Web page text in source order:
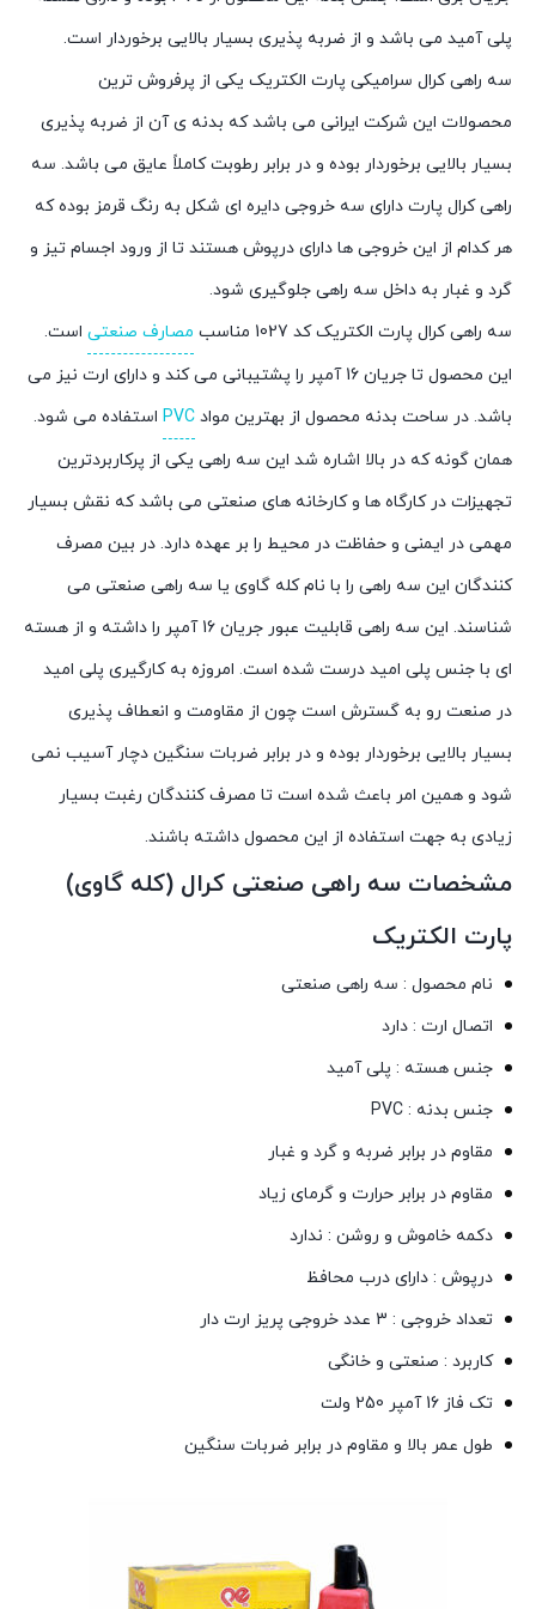
پلی آمید می باشد و از ضربه پذیری بسیار بالایی برخوردار است.
سه راهی کرال سرامیکی پارت الکتریک یکی از پرفروش ترین
محصولات این شرکت ایرانی می باشد که بدنه ی آن از ضربه پذیری
بسیار بالایی برخوردار بوده و در برابر رطوبت کاملاً عایق می باشد. سه
راهی کرال پارت دارای سه خروجی دایره ای شکل به رنگ قرمز بوده که
هر کدام از این خروجی ها دارای درپوش هستند تا از ورود اجسام تیز و
گرد و غبار به داخل سه راهی جلوگیری شود.
سه راهی کرال پارت الکتریک کد 1027 مناسب
مصارف صنعتی است.
این محصول تا جریان 16 آمپر را پشتیبانی می کند و دارای ارت نیز می
باشد. در ساحت بدنه محصول از بهترین مواد PVC استفاده می شود.
همان گونه که در بالا اشاره شد این سه راهی یکی از پرکاربردترین
تجهیزات در کارگاه ها و کارخانه های صنعتی می باشد که نقش بسیار
مهمی در ایمنی و حفاظت در محیط را بر عهده دارد. در بین مصرف
کنندگان این سه راهی را با نام کله گاوی یا سه راهی صنعتی می
شناسند. این سه راهی قابلیت عبور جریان 16 آمپر را داشته و از هسته
ای با جنس پلی امید درست شده است. امروزه به کارگیری پلی امید
در صنعت رو به گسترش است چون از مقاومت و انعطاف پذیری
بسیار بالایی برخوردار بوده و در برابر ضربات سنگین دچار آسیب نمی
شود و همین امر باعث شده است تا مصرف کنندگان رغبت بسیار
زیادی به جهت استفاده از این محصول داشته باشند.
مشخصات سه راهی صنعتی کرال (کله گاوی)
پارت الکتریک
نام محصول : سه راهی صنعتی
اتصال ارت : دارد
جنس هسته : پلی آمید
جنس بدنه : PVC
مقاوم در برابر ضربه و گرد و غبار
مقاوم در برابر حرارت و گرمای زیاد
دکمه خاموش و روشن : ندارد
درپوش : دارای درب محافظ
تعداد خروجی : 3 عدد خروجی پریز ارت دار
کاربرد : صنعتی و خانگی
تک فاز 16 آمپر 250 ولت
طول عمر بالا و مقاوم در برابر ضربات سنگین